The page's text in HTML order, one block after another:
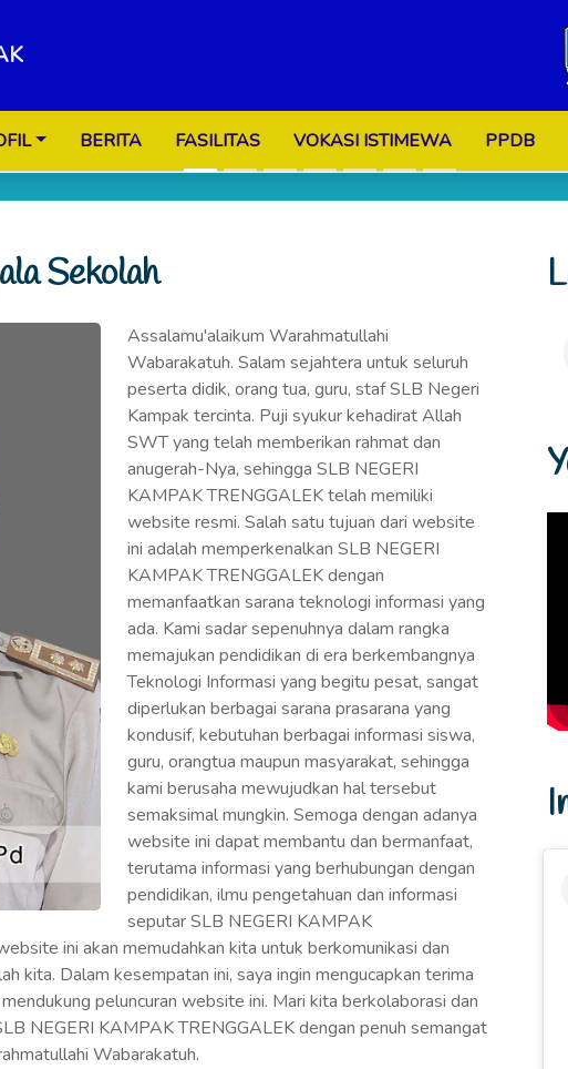
BERITA FASILITAS VOKASI ISTIMEWA PPDB
Sekolah
Assalamu'alaikum Warahmatullahi
Wabarakatuh. Salam sejahtera untuk seluruh
peserta didik, orang tua, guru, staf SLB Negeri
Kampak tercinta. Puji syukur kehadirat Allah
SWT yang telah memberikan rahmat dan
anugerah-Nya, sehingga SLB NEGERI
KAMPAK TRENGGALEK telah memiliki
website resmi. Salah satu tujuan dari website
ini adalah memperkenalkan SLB NEGERI
KAMPAK TRENGGALEK dengan
memanfaatkan sarana teknologi informasi yang
ada. Kami sadar sepenuhnya dalam rangka
memajukan pendidikan di era berkembangnya
Teknologi Informasi yang begitu pesat, sangat
diperlukan berbagai sarana prasarana yang
kondusif, kebutuhan berbagai informasi siswa,
guru, orangtua maupun masyarakat, sehingga
kami berusaha mewujudkan hal tersebut
semaksimal mungkin. Semoga dengan adanya
website ini dapat membantu dan bermanfaat,
terutama informasi yang berhubungan dengan
pendidikan, ilmu pengetahuan dan informasi
seputar SLB NEGERI KAMPAK
ini akan memudahkan kita untuk berkomunikasi dan
kita. Dalam kesempatan ini, saya ingin mengucapkan terima
peluncuran website ini. Mari kita berkolaborasi dan
NEGERI KAMPAK TRENGGALEK dengan penuh semangat
Wabarakatuh.